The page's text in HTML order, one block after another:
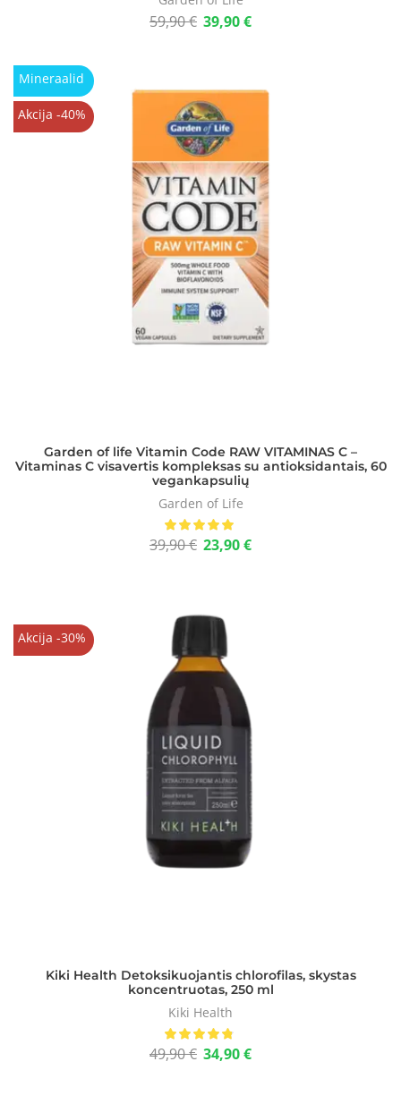
59,90€ 39,90€
Mineraalid
Akcija -40%
Garden of life Vitamin Code RAW VITAMINAS C –
Vitaminas C visavertis kompleksas su antioksidantais, 60
vegankapsulių
Garden of Life
39,90€ 23,90€
Akcija -30%
Kiki Health Detoksikuojantis chlorofilas, skystas
koncentruotas, 250 ml
Kiki Health
49,90€ 34,90€